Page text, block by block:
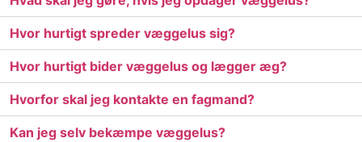
Hvor hurtigt spreder væggelus sig?
Hvor hurtigt bider væggelus og lægger æg?
Hvorfor skal jeg kontakte en fagmand?
Kan jeg selv bekæmpe væggelus?